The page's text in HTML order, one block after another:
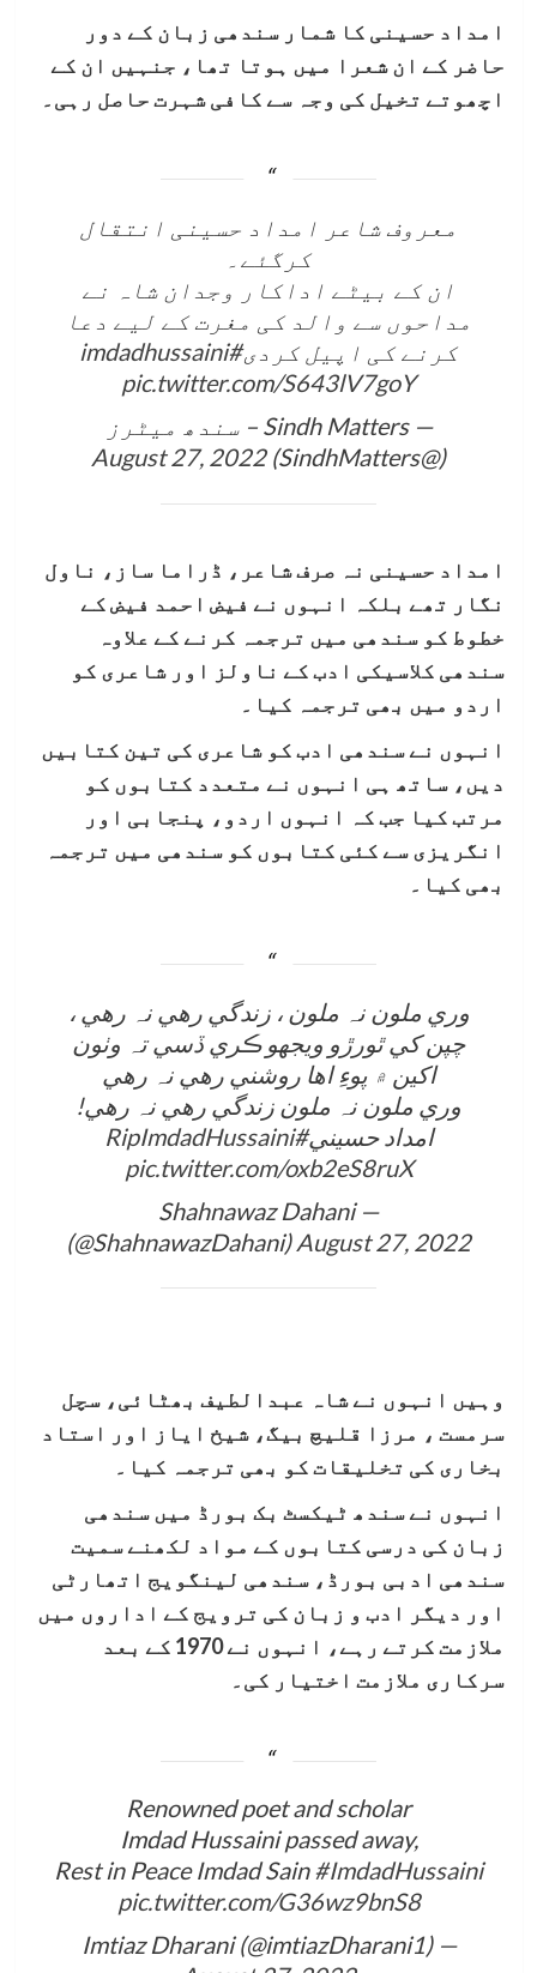
امداد حسینی کا شمار سندھی زبان کے دور
حاضر کے ان شعرا میں ہوتا تھا، جنہیں ان کے
اچھوتے تخیل کی وجہ سے کافی شہرت حاصل رہی۔
معروف شاعر امداد حسینی انتقال
کرگئے۔
ان کے بیٹے اداکار وجدان شاہ نے
مداحوں سے والد کی مغرت کے لیے دعا
کرنے کی اپیل کردی#imdadhussaini
pic.twitter.com/S643lV7goY
— Sindh Matters – سندھ میٹرز
(@SindhMatters)
August 27, 2022
امداد حسینی نہ صرف شاعر، ڈراما ساز، ناول
نگار تھے بلکہ انہوں نے فیض احمد فیض کے
خطوط کو سندھی میں ترجمہ کرنے کے علاوہ
سندھی کلاسیکی ادب کے ناولز اور شاعری کو
اردو میں بھی ترجمہ کیا۔
انہوں نے سندھی ادب کو شاعری کی تین کتابیں
دیں، ساتھ ہی انہوں نے متعدد کتابوں کو
مرتب کیا جب کہ انہوں اردو، پنجابی اور
انگریزی سے کئی کتابوں کو سندھی میں ترجمہ
بھی کیا۔
وري ملون نہ ملون ، زندگي رھي نہ رھي ،
چپن کي ٿورڙو ویجھو ڪري ڏسي تہ وٺون
اکین ۾ پوءِ اھا روشني رھي نہ رھي
وري ملون نہ ملون زندگي رھي نہ رھي!
امداد حسیني#RipImdadHussaini
pic.twitter.com/oxb2eS8ruX
— Shahnawaz Dahani
(@ShahnawazDahani)August 27, 2022
وہیں انہوں نے شاہ عبدالطیف بھٹائی، سچل
سرمست ، مرزا قلیچ بیگ، شیخ ایاز اور استاد
بخاری کی تخلیقات کو بھی ترجمہ کیا۔
انہوں نے سندھ ٹیکسٹ بک بورڈ میں سندھی
زبان کی درسی کتابوں کے مواد لکھنے سمیت
سندھی ادبی بورڈ، سندھی لینگویج اتھارٹی
اور دیگر ادب و زبان کی ترویج کے اداروں میں
ملازمت کرتے رہے، انہوں نے 1970 کے بعد
سرکاری ملازمت اختیار کی۔
Renowned poet and scholar
Imdad Hussaini passed away,
Rest in Peace Imdad Sain#ImdadHussaini
pic.twitter.com/G36wz9bnS8
— Imtiaz Dharani (@imtiazDharani1)